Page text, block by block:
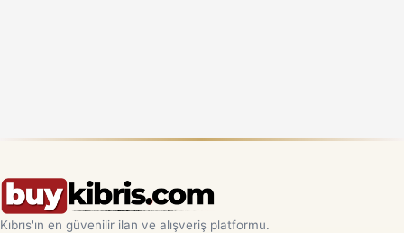
Kıbrıs'ın en güvenilir ilan ve alışveriş platformu.